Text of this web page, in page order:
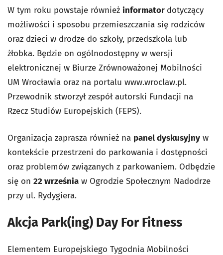
W tym roku powstaje również informator dotyczący
możliwości i sposobu przemieszczania się rodziców
oraz dzieci w drodze do szkoły, przedszkola lub
żłobka. Będzie on ogólnodostępny w wersji
elektronicznej w Biurze Zrównoważonej Mobilności
UM Wrocławia oraz na portalu www.wroclaw.pl.
Przewodnik stworzył zespół autorski Fundacji na
Rzecz Studiów Europejskich (FEPS).
Organizacja zaprasza również na panel dyskusyjny w
kontekście przestrzeni do parkowania i dostępności
oraz problemów związanych z parkowaniem. Odbędzie
się on 22 września w Ogrodzie Społecznym Nadodrze
przy ul. Rydygiera.
Akcja Park(ing) Day For Fitness
Elementem Europejskiego Tygodnia Mobilności